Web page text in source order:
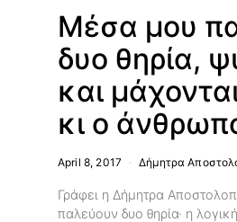
Μέσα μου
δυο θηρία,
και
κι ο
April 8, 2017 Δήμητρα
Γράφει η Δήμητρα
παλεύουν δυο θηρία· η